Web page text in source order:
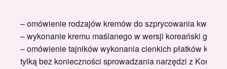
– omówienie rodzajów kremów do szprycowania kwiatów,
– wykonanie kremu maślanego w wersji koreański glossy,
– omówienie tajników wykonania cienkich płatków
tylką bez konieczności sprowadzania narzędzi z Korei,